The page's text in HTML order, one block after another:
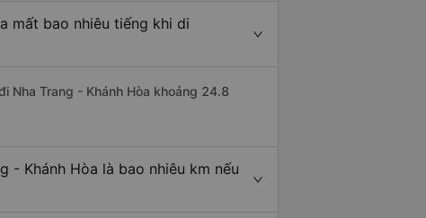
mất bao nhiêu tiếng khi di
Nha Trang - Khánh Hòa khoảng 24.8
- Khánh Hòa là bao nhiêu km nếu